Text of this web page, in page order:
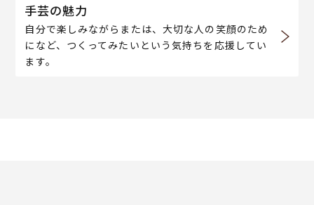
手芸の魅力
自分で楽しみながらまたは、大切な人の笑顔のため
になど、つくってみたいという気持ちを応援してい
ます。